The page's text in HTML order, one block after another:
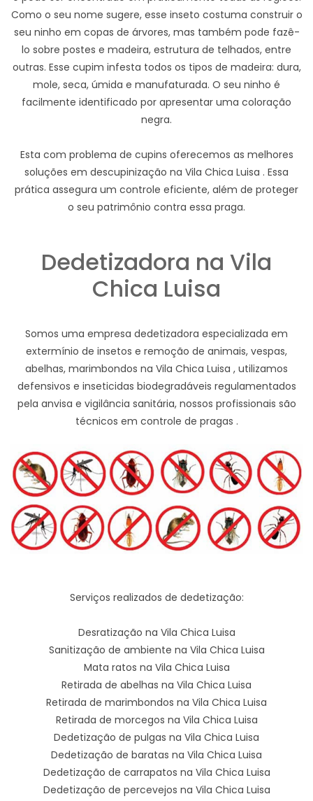
Como o seu nome sugere, esse inseto costuma construir o
seu ninho em copas de árvores, mas também pode fazê-
lo sobre postes e madeira, estrutura de telhados, entre
outras. Esse cupim infesta todos os tipos de madeira: dura,
mole, seca, úmida e manufaturada. O seu ninho é
facilmente identificado por apresentar uma coloração
negra.
Esta com problema de cupins oferecemos as melhores
soluções em descupinização na Vila Chica Luisa . Essa
prática assegura um controle eficiente, além de proteger
o seu patrimônio contra essa praga.
Dedetizadora na Vila
Chica Luisa
Somos uma empresa dedetizadora especializada em
extermínio de insetos e remoção de animais, vespas,
abelhas, marimbondos na Vila Chica Luisa , utilizamos
defensivos e inseticidas biodegradáveis regulamentados
pela anvisa e vigilância sanitária, nossos profissionais são
técnicos em controle de pragas .
Serviços realizados de dedetização:
Desratização na Vila Chica Luisa
Sanitização de ambiente na Vila Chica Luisa
Mata ratos na Vila Chica Luisa
Retirada de abelhas na Vila Chica Luisa
Retirada de marimbondos na Vila Chica Luisa
Retirada de morcegos na Vila Chica Luisa
Dedetização de pulgas na Vila Chica Luisa
Dedetização de baratas na Vila Chica Luisa
Dedetização de carrapatos na Vila Chica Luisa
Dedetização de percevejos na Vila Chica Luisa